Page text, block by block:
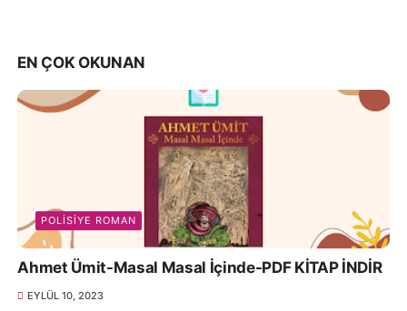
EN ÇOK OKUNAN
POLISIYE ROMAN
Ahmet Ümit-Masal Masal İçinde-PDF KİTAP İNDİR
EYLÜL 10, 2023